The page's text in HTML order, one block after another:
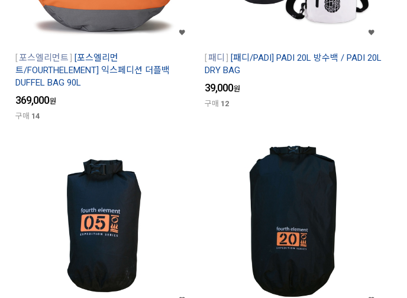
포스엘리먼트
[포스엘리먼
트/FOURTHELEMENT] 익스페디션 더플백
DUFFEL BAG 90L
369,000원
구매 14
패디
[패디/PADI] PADI 20L 방수백 / PADI 20L
DRY BAG
39,000원
구매 12